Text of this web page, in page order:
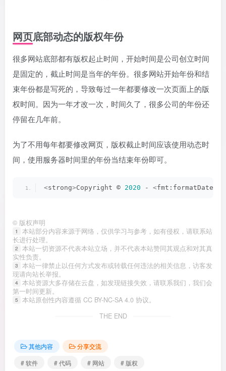
网页底部动态的版权年份
很多网站底部都有版权起止时间，开始时间是公司创立时间
是固定的，截止时间是当年的年份。很多网站开始年份和结
束年份都是写死的，导致每过一年都要修改一次页面上的版
权时间。因为一年才改一次，时间久了，很多公司的年份还
停留在几年前。
为了不用每年都要修改网页，版权截止时间应该使用动态时
间，使用服务器时间里的年份当结束年份即可。
<strong>Copyright © 2020 - <fmt:formatDate
© 版权声明
1
本站部分内容来源于网络，仅供学习与参考，如有侵权，请联系站
长进行处理。
2
本站一切资源不代表本站立场，并不代表本站赞同其观点和对其真
实性负责。
3
本站一律禁止以任何方式发布或转载任何违法的相关信息，访客发
现请向站长举报。
4 本站资源大多存储在云盘，如发现链接失效，请联系我们，我们会
第一时间更新。
5
本站原创性内容遵循 CC BY-NC-SA 4.0 协议。
THE END
其他内容
分享交流
# 软件
# 代码 # 网站 # 版权